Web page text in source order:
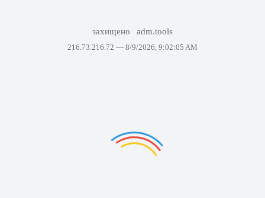
захищено adm.tools
216.73.216.72 — 8/9/2026, 9:02:05 AM